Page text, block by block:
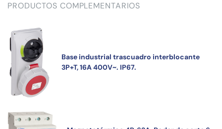
PRODUCTOS COMPLEMENTARIOS
Base industrial trascuadro interblocante
3P+T, 16A 400V~. IP67.